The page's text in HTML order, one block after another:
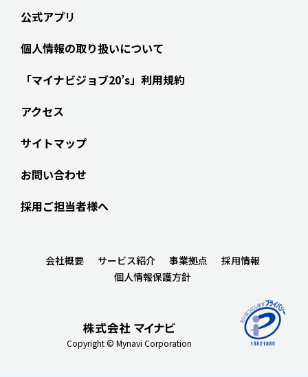
公式アプリ
個人情報の取り扱いについて
「マイナビジョブ20’s」利用規約
アクセス
サイトマップ
お問い合わせ
採用ご担当者様へ
Copyright © Mynavi Corporation
会社概要 サービス紹介 事業拠点
採用情報
個人情報保護方針